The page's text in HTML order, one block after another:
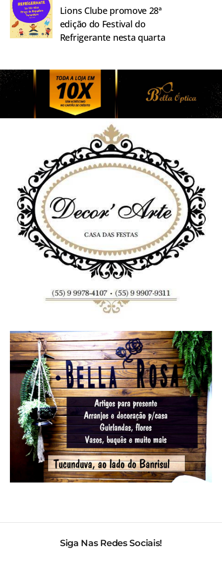
Lions Clube promove 28ª
edição do Festival do
Refrigerante nesta quarta
Siga Nas Redes Sociais!